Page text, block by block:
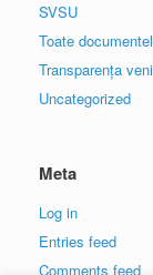
SVSU
Toate
Transparența
Uncategorized
Meta
Log in
Entries feed
Comments feed